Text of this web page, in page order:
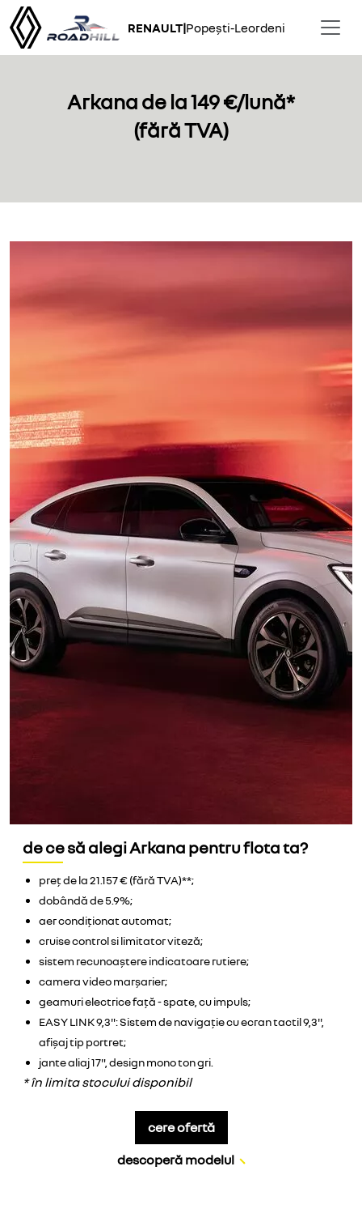
RENAULT|Popești-Leordeni
Arkana de la 149 €/lună*
(fără TVA)
de ce să alegi Arkana pentru flota ta?
preț de la 21.157 € (fără TVA)**;
dobândă de 5.9%;
aer condiționat automat;
cruise control si limitator viteză;
sistem recunoaștere indicatoare rutiere;
camera video marșarier;
geamuri electrice față - spate, cu impuls;
EASY LINK 9,3": Sistem de navigație cu ecran tactil 9,3'',
afișaj tip portret;
jante aliaj 17", design mono ton gri.
* în limita stocului disponibil
cere ofertă
descoperă modelul